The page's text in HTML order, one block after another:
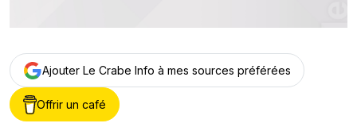
Ajouter Le Crabe Info à mes sources préférées
Offrir un café